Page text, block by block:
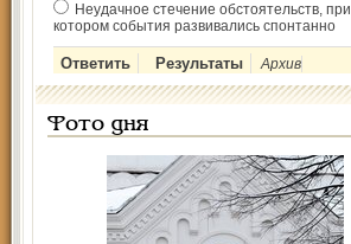
Неудачное стечение обстоятельств, при
котором события развивались спонтанно
Архив
Фото дня